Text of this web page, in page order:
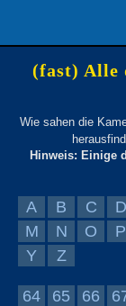
(fast) Alle
Wie sahen die
Hinweis: Einige
A B C D
M
N O P
Y
Z
64 65 66